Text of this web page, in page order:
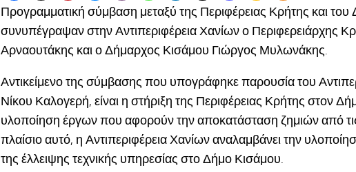
Προγραμματική σύμβαση μεταξύ της Περιφέρειας Κρήτης και
συνυπέγραψαν στην Αντιπεριφέρεια Χανίων ο Περιφερειάρχης
Αρναουτάκης και ο Δήμαρχος Κισάμου Γιώργος Μυλωνάκης.
Αντικείμενο της σύμβασης που υπογράφηκε παρουσία του
Νίκου Καλογερή, είναι η στήριξη της Περιφέρειας Κρήτης στον
υλοποίηση έργων που αφορούν την αποκατάσταση ζημιών από
πλαίσιο αυτό, η Αντιπεριφέρεια Χανίων αναλαμβάνει την
της έλλειψης τεχνικής υπηρεσίας στο Δήμο Κισάμου.